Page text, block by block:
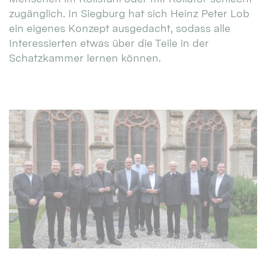
zugänglich. In Siegburg hat sich Heinz Peter Lob
ein eigenes Konzept ausgedacht, sodass alle
Interessierten etwas über die Teile in der
Schatzkammer lernen können.